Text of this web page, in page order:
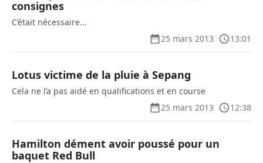
consignes
C’était nécessaire...
25 mars 2013
13:01
Lotus victime de la pluie à Sepang
Cela ne l’a pas aidé en qualifications et en course
25 mars 2013
12:38
Hamilton dément avoir poussé pour un
baquet Red Bull